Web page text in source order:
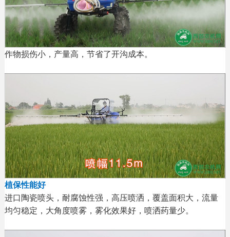
作物损伤小，产量高，节省了开沟成本。
植保性能好
进口陶瓷喷头，耐腐蚀性强，高压喷洒，覆盖面积大，流量
均匀稳定，大角度喷雾，雾化效果好，喷洒药量少。